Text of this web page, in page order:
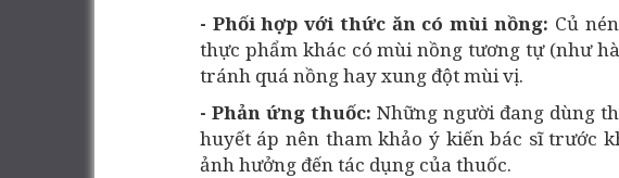
- Phối hợp với thức ăn có mùi nồng: Củ
thực phẩm khác có mùi nồng tương tự (như
tránh quá nồng hay xung đột mùi vị.
- Phản ứng thuốc:Những người đang dùng
huyết áp nên tham khảo ý kiến bác sĩ trước
ảnh hưởng đến tác dụng của thuốc.